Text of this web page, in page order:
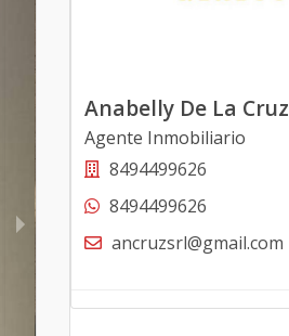
Anabelly De La Cruz
Agente Inmobiliario
8494499626
8494499626
ancruzsrl@gmail.com